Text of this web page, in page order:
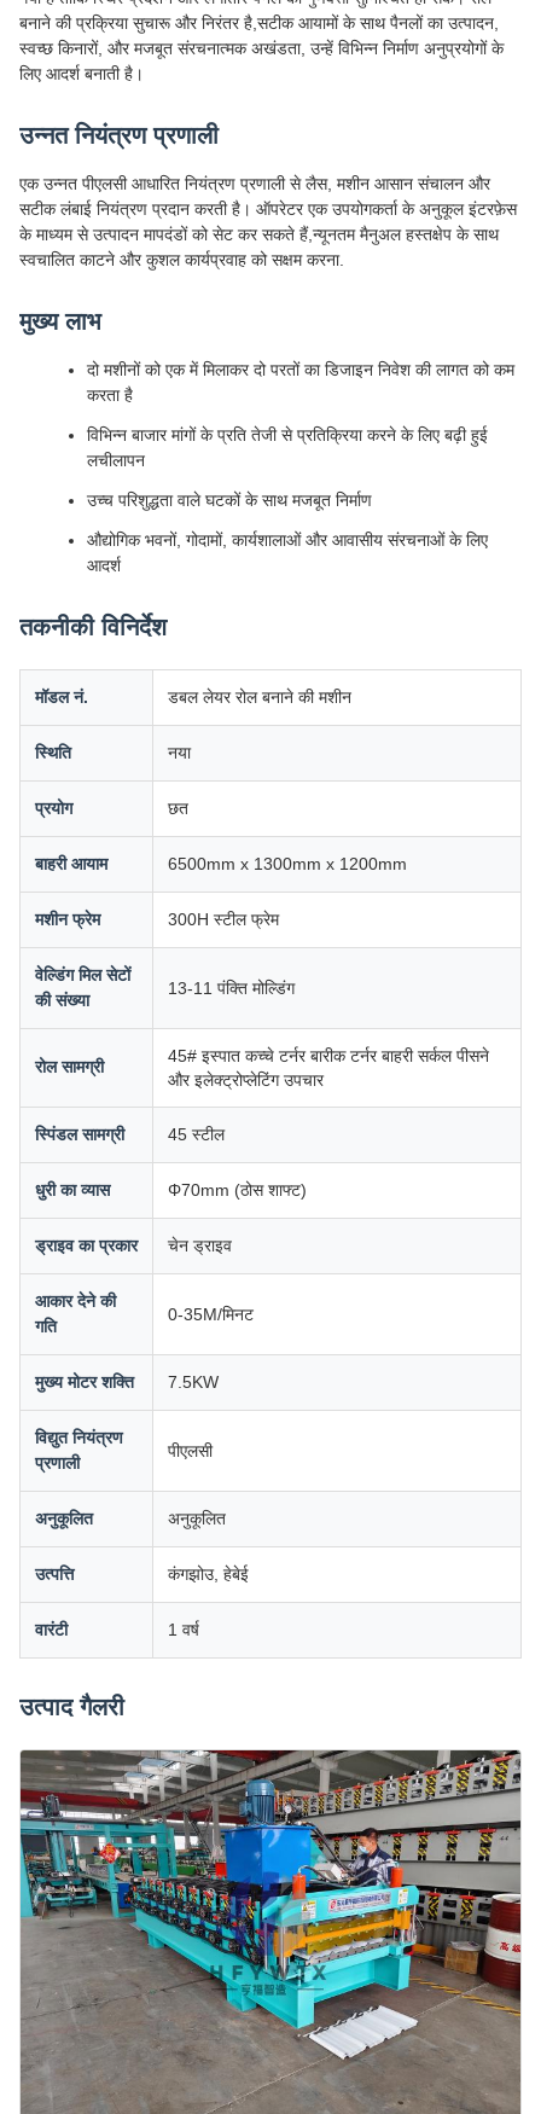
बनाने की प्रक्रिया सुचारू और निरंतर है,सटीक आयामों के साथ पैनलों का उत्पादन,
स्वच्छ किनारों, और मजबूत संरचनात्मक अखंडता, उन्हें विभिन्न निर्माण अनुप्रयोगों के
लिए आदर्श बनाती है।
उन्नत नियंत्रण प्रणाली
एक उन्नत पीएलसी आधारित नियंत्रण प्रणाली से लैस, मशीन आसान संचालन और
सटीक लंबाई नियंत्रण प्रदान करती है। ऑपरेटर एक उपयोगकर्ता के अनुकूल इंटरफ़ेस
के माध्यम से उत्पादन मापदंडों को सेट कर सकते हैं,न्यूनतम मैनुअल हस्तक्षेप के साथ
स्वचालित काटने और कुशल कार्यप्रवाह को सक्षम करना.
मुख्य लाभ
दो मशीनों को एक में मिलाकर दो परतों का डिजाइन निवेश की लागत को कम
करता है
विभिन्न बाजार मांगों के प्रति तेजी से प्रतिक्रिया करने के लिए बढ़ी हुई
लचीलापन
उच्च परिशुद्धता वाले घटकों के साथ मजबूत निर्माण
औद्योगिक भवनों, गोदामों, कार्यशालाओं और आवासीय संरचनाओं के लिए
आदर्श
तकनीकी विनिर्देश
मॉडल नं. डबल लेयर रोल बनाने की मशीन
स्थिति नया
प्रयोग छत
बाहरी आयाम 6500mm x 1300mm x 1200mm
मशीन फ्रेम 300H स्टील फ्रेम
वेल्डिंग मिल सेटों
की संख्या
13-11 पंक्ति मोल्डिंग
रोल सामग्री
45# इस्पात कच्चे टर्नर बारीक टर्नर बाहरी सर्कल पीसने
और इलेक्ट्रोप्लेटिंग उपचार
स्पिंडल सामग्री 45 स्टील
धुरी का व्यास Φ70mm (ठोस शाफ्ट)
ड्राइव का प्रकार चेन ड्राइव
आकार देने की
गति
0-35M/मिनट
मुख्य मोटर शक्ति 7.5KW
विद्युत नियंत्रण
प्रणाली
पीएलसी
अनुकूलित अनुकूलित
उत्पत्ति कंगझोउ, हेबेई
वारंटी 1 वर्ष
उत्पाद गैलरी